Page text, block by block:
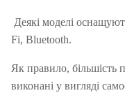
Деякі моделі
Fi, Bluetooth.
Як правило, більшість
виконані у вигляді